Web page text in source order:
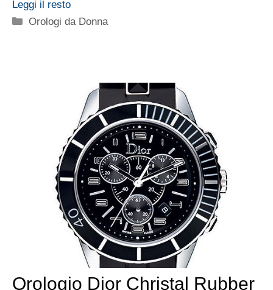
Leggi il resto
Categorie
Orologi da Donna
Orologio Dior Christal Rubber